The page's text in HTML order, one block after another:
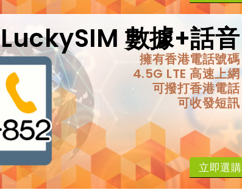
LuckySIM 數據+話音
擁有香港電話號碼
4.5G LTE 高速上網
可撥打香港電話
可收發短訊
立即選購